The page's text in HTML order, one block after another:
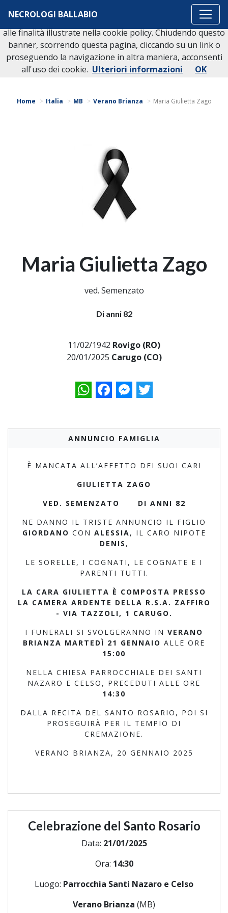
NECROLOGI BALLABIO
Torna indietro
Home Italia MB Verano Brianza Maria Giulietta Zago
Maria Giulietta Zago
ved. Semenzato
Di anni 82
11/02/1942 Rovigo (RO)
20/01/2025 Carugo (CO)
WhatsAppFacebookMessenger
Twitter
ANNUNCIO FAMIGLIA
È MANCATA ALL’AFFETTO DEI SUOI CARI
GIULIETTA ZAGO
VED. SEMENZATO DI ANNI 82
NE DANNO IL TRISTE ANNUNCIO IL FIGLIO
GIORDANO CON ALESSIA, IL CARO NIPOTE
DENIS ,
LE SORELLE, I COGNATI, LE COGNATE E I
PARENTI TUTTI.
LA CARA GIULIETTA È COMPOSTA PRESSO
LA CAMERA ARDENTE DELLA R.S.A. ZAFFIRO
- VIA TAZZOLI, 1 CARUGO.
I FUNERALI SI SVOLGERANNO IN VERANO
BRIANZA MARTEDÌ 21 GENNAIO ALLE ORE
15:00
NELLA CHIESA PARROCCHIALE DEI SANTI
NAZARO E CELSO, PRECEDUTI ALLE ORE
14:30
DALLA RECITA DEL SANTO ROSARIO, POI SI
PROSEGUIRÀ PER IL TEMPIO DI
CREMAZIONE.
VERANO BRIANZA, 20 GENNAIO 2025
Celebrazione del Santo Rosario
Data: 21/01/2025
Ora: 14:30
Luogo: Parrocchia Santi Nazaro e Celso
Verano Brianza (MB)
Questo sito o gli strumenti terzi da questo utilizzati si
avvalgono di cookie necessari al funzionamento ed utili
alle finalità illustrate nella cookie policy. Chiudendo questo
banner, scorrendo questa pagina, cliccando su un link o
proseguendo la navigazione in altra maniera, acconsenti
all'uso dei cookie. Ulteriori informazioni OK